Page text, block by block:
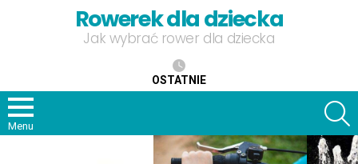
Rowerek dla dziecka
Jak wybrać rower dla dziecka
OSTATNIE
Menu